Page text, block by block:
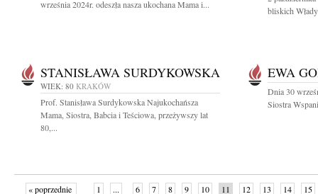
września 2024r. odeszła nasza ukochana Mama i...
bliskich
STANISŁAWA SURDYKOWSKA
WIEK: 80 KRAKÓW
Prof. Stanisława Surdykowska Najukochańsza
Mama, Siostra, Babcia i Teściowa, przeżywszy lat
80,...
EWA
Dnia 30
Siostra
« poprzednie 1 ... 6 7 8 9 10 11 12 13 14 15